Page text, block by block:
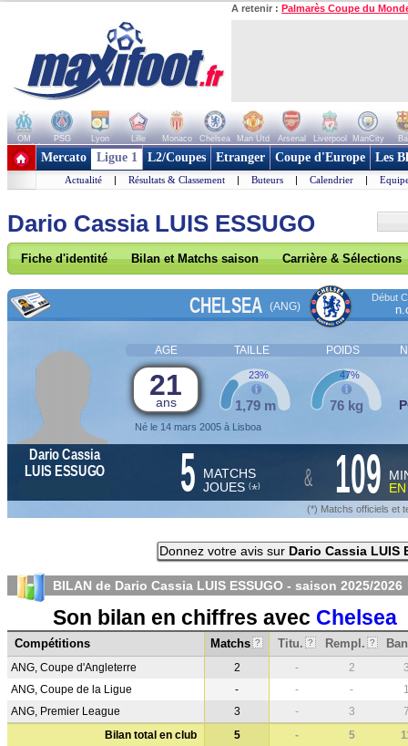
A retenir : Palmarès Coupe du
OM PSG Lyon Lille Monaco Chelsea Man Utd Arsenal Liverpool ManCity
+ de clubs
Mercato Ligue 1 L2/Coupes Etranger Coupe d'Europe Les
Actualité | Résultats & Classement | Buteurs | Calendrier |
Dario Cassia LUIS ESSUGO
Fiche d'identité Bilan et Matchs saison Carrière & Sélections
CHELSEA (ANG)
Début
AGE TAILLE POIDS
21
ans
Né le 14 mars 2005 à Lisboa
1,79 m
23%
76 kg
47%
Dario Cassia
LUIS ESSUGO
5 MATCHS
JOUES (*) & 109
(*) Matchs officiels et
Donnez votre avis sur Dario Cassia LUIS
BILAN de Dario Cassia LUIS ESSUGO - saison 2025/2026
Son bilan en chiffres avec Chelsea
Compétitions Matchs ? Titu. ? Rempl. ?
ANG, Coupe d'Angleterre 2 - 2
ANG, Coupe de la Ligue
- - -
ANG, Premier League
3 - 3
Bilan total en club
5 - 5